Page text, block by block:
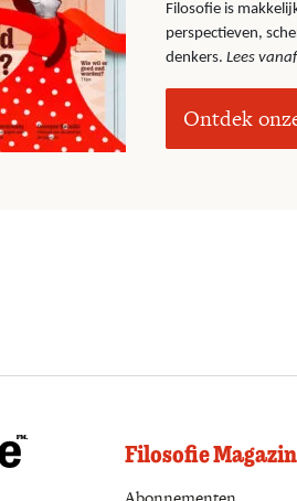
Filosofie is
perspectieven,
denkers. Lees
Ontdek
Filosofie